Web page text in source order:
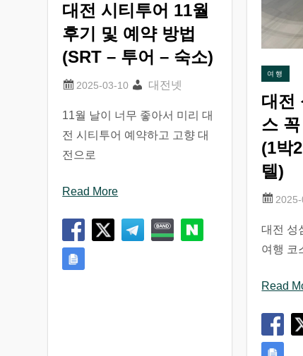
대전 시티투어 11월
후기 및 예약 방법
(SRT – 투어 – 숙소)
대전넷
11월 날이 너무 좋아서 미리 대
전 시티투어 예약하고 고향 대
전으로
Read More
여행
대전
스
(1박
텔)
대전 성
여행 코
Read